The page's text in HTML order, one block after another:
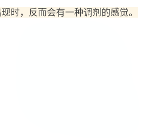
时，反而会有一种调剂的感觉。